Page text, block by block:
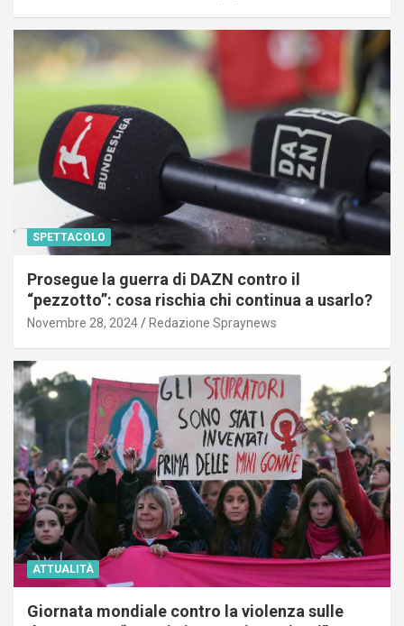
SPETTACOLO
Prosegue la guerra di DAZN contro il
“pezzotto”: cosa rischia chi continua a usarlo?
Novembre 28, 2024 Redazione Spraynews
ATTUALITÀ
Giornata mondiale contro la violenza sulle